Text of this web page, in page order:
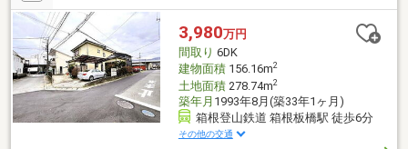
3,980万円
間取り 6DK
建物面積156.16m2
土地面積278.74m2
築年月 1993年8月(築33年1ヶ月)
箱根登山鉄道 箱根板橋駅 徒歩6分
その他の交通